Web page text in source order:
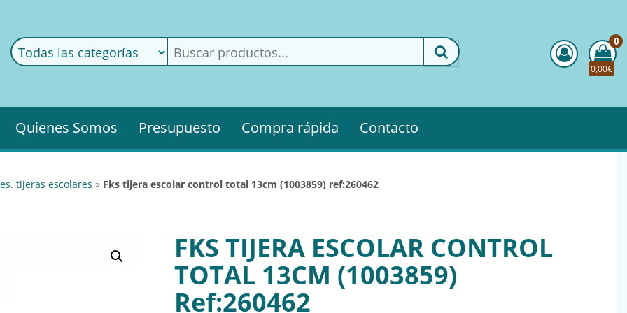
0
0,00€
Quienes Somos Presupuesto Compra rápida Contacto
tijeras escolares » fks tijera escolar control total 13cm (1003859) ref:260462
FKS TIJERA ESCOLAR CONTROL
TOTAL 13CM (1003859)
Ref:260462